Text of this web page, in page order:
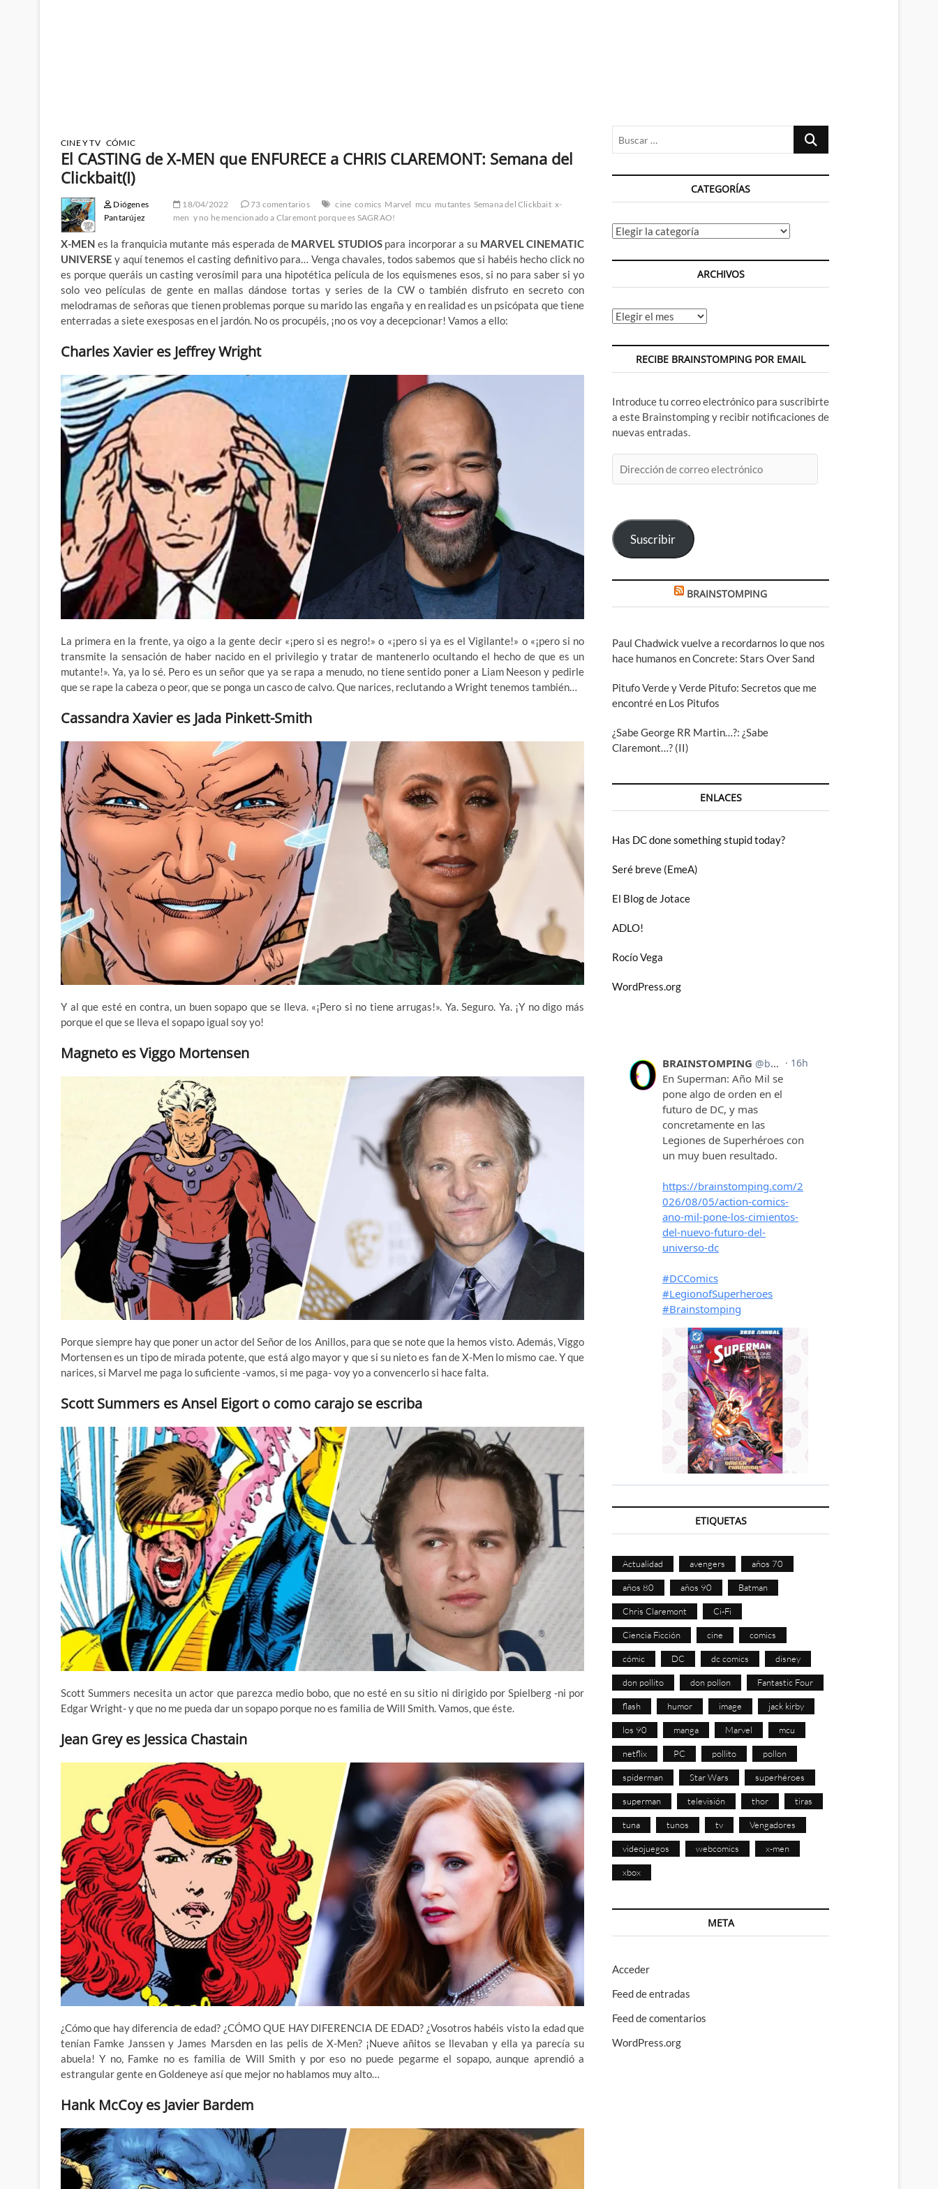
CINE Y TV CÓMIC
El CASTING de X-MEN que ENFURECE a CHRIS CLAREMONT: Semana del
Clickbait(I)
Diógenes
Pantarújez
18/04/2022 73 comentarios cine comics Marvel mcu mutantes Semana del Clickbait x-
men y no he mencionado a Claremont porque es SAGRAO!
X-MEN es la franquicia mutante más esperada de MARVEL STUDIOSpara incorporar a su MARVEL CINEMATIC
UNIVERSE y aquí tenemos el casting definitivo para… Venga chavales, todos sabemos que si habéis hecho click no
es porque queráis un casting verosímil para una hipotética película de los equismenes esos, si no para saber si yo
solo veo películas de gente en mallas dándose tortas y series de la CW o también disfruto en secreto con
melodramas de señoras que tienen problemas porque su marido las engaña y en realidad es un psicópata que tiene
enterradas a siete exesposas en el jardón. No os procupéis, ¡no os voy a decepcionar! Vamos a ello:
Charles Xavier es Jeffrey Wright
La primera en la frente, ya oigo a la gente decir «¡pero si es negro!» o «¡pero si ya es el Vigilante!» o «¡pero si no
transmite la sensación de haber nacido en el privilegio y tratar de mantenerlo ocultando el hecho de que es un
mutante!». Ya, ya lo sé. Pero es un señor que ya se rapa a menudo, no tiene sentido poner a Liam Neeson y pedirle
que se rape la cabeza o peor, que se ponga un casco de calvo. Que narices, reclutando a Wright tenemos también…
Cassandra Xavier es Jada Pinkett-Smith
Y al que esté en contra, un buen sopapo que se lleva. «¡Pero si no tiene arrugas!». Ya. Seguro. Ya. ¡Y no digo más
porque el que se lleva el sopapo igual soy yo!
Magneto es Viggo Mortensen
Porque siempre hay que poner un actor del Señor de los Anillos, para que se note que la hemos visto. Además, Viggo
Mortensen es un tipo de mirada potente, que está algo mayor y que si su nieto es fan de X-Men lo mismo cae. Y que
narices, si Marvel me paga lo suficiente -vamos, si me paga- voy yo a convencerlo si hace falta.
Scott Summers es Ansel Eigort o como carajo se escriba
Scott Summers necesita un actor que parezca medio bobo, que no esté en su sitio ni dirigido por Spielberg -ni por
Edgar Wright- y que no me pueda dar un sopapo porque no es familia de Will Smith. Vamos, que éste.
Jean Grey es Jessica Chastain
¿Cómo que hay diferencia de edad? ¿CÓMO QUE HAY DIFERENCIA DE EDAD? ¿Vosotros habéis visto la edad que
tenían Famke Janssen y James Marsden en las pelis de X-Men? ¡Nueve añitos se llevaban y ella ya parecía su
abuela! Y no, Famke no es familia de Will Smith y por eso no puede pegarme el sopapo, aunque aprendió a
estrangular gente en Goldeneye así que mejor no hablamos muy alto…
Hank McCoy es Javier Bardem
Buscar
CATEGORÍAS
Categorías
ARCHIVOS
Archivos
RECIBE BRAINSTOMPING POR EMAIL
Introduce tu correo electrónico para suscribirte
a este Brainstomping y recibir notificaciones de
nuevas entradas.
de
Suscribir
BRAINSTOMPING
Paul Chadwick vuelve a recordarnos lo que nos
hace humanos en Concrete: Stars Over Sand
Pitufo Verde y Verde Pitufo: Secretos que me
encontré en Los Pitufos
¿Sabe George RR Martin…?: ¿Sabe
Claremont…? (II)
ENLACES
Has DC done something stupid today?
Seré breve (EmeA)
El Blog de Jotace
ADLO!
Rocío Vega
WordPress.org
ETIQUETAS
Actualidad avengers años 70
años 80 años 90 Batman
Chris Claremont Ci-Fi
Ciencia Ficción cine comics
cómic DC dc comics disney
don pollito don pollon Fantastic Four
flash humor image jack kirby
los 90 manga Marvel mcu
netflix PC pollito pollon
spiderman Star Wars superhéroes
superman televisión thor tiras
tuna tunos tv Vengadores
videojuegos webcomics x-men
xbox
META
Acceder
Feed de entradas
Feed de comentarios
WordPress.org